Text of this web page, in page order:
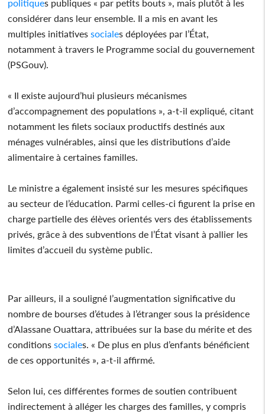
politiques publiques « par petits bouts », mais plutôt à les
considérer dans leur ensemble. Il a mis en avant les
multiples initiatives sociales déployées par l’État,
notamment à travers le Programme social du gouvernement
(PSGouv).
« Il existe aujourd’hui plusieurs mécanismes
d’accompagnement des populations », a-t-il expliqué, citant
notamment les filets sociaux productifs destinés aux
ménages vulnérables, ainsi que les distributions d’aide
alimentaire à certaines familles.
Le ministre a également insisté sur les mesures spécifiques
au secteur de l’éducation. Parmi celles-ci figurent la prise en
charge partielle des élèves orientés vers des établissements
privés, grâce à des subventions de l’État visant à pallier les
limites d’accueil du système public.
Par ailleurs, il a souligné l’augmentation significative du
nombre de bourses d’études à l’étranger sous la présidence
d’Alassane Ouattara, attribuées sur la base du mérite et des
conditions sociales. « De plus en plus d’enfants bénéficient
de ces opportunités », a-t-il affirmé.
Selon lui, ces différentes formes de soutien contribuent
indirectement à alléger les charges des familles, y compris